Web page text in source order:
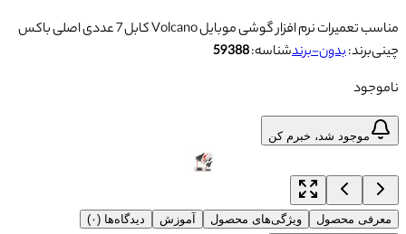
کابل 7 عددی اصلی باکس Volcano مناسب تعمیرات نرم افزار گوشی موبایل
چینیبرند:بدون-برندشناسه:59388
ناموجود
موجود شد، خبرم کن
معرفی محصول ویژگی‌های محصول آموزش
دیدگاه‌ها (۰)